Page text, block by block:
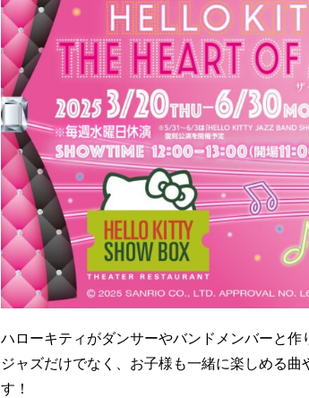
ハローキティがダンサーやバンドメンバーと作
ジャズだけでなく、お子様も一緒に楽しめる
す！